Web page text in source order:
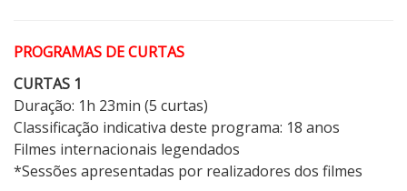
PROGRAMAS DE CURTAS
CURTAS 1
Duração: 1h 23min (5 curtas)
Classificação indicativa deste programa: 18 anos
Filmes internacionais legendados
*Sessões apresentadas por realizadores dos filmes